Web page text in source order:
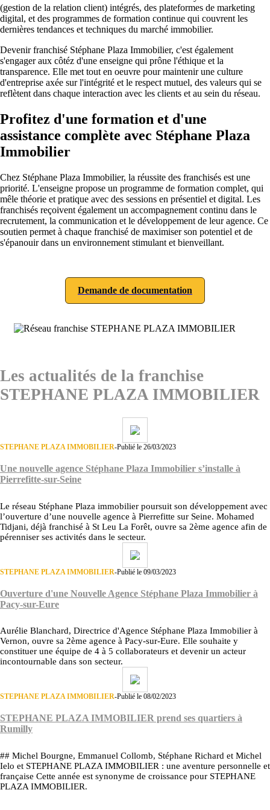
(gestion de la relation client) intégrés, des plateformes de marketing
digital, et des programmes de formation continue qui couvrent les
dernières tendances et techniques du marché immobilier.
Devenir franchisé Stéphane Plaza Immobilier, c'est également
s'engager aux côtéz d'une enseigne qui prône l'éthique et la
transparence. Elle met tout en oeuvre pour maintenir une culture
d'entreprise axée sur l'intégrité et le respect mutuel, des valeurs qui se
reflètent dans chaque interaction avec les clients et au sein du réseau.
Profitez d'une formation et d'une
assistance complète avec Stéphane Plaza
Immobilier
Chez Stéphane Plaza Immobilier, la réussite des franchisés est une
priorité. L'enseigne propose un programme de formation complet, qui
mêle théorie et pratique avec des sessions en présentiel et digital. Les
franchisés reçoivent également un accompagnement continu dans le
recrutement, la communication et le développement de leur agence. Ce
soutien permet à chaque franchisé de maximiser son potentiel et de
s'épanouir dans un environnement stimulant et bienveillant.
Demande de documentation
Les actualités de la franchise
STEPHANE PLAZA IMMOBILIER
STEPHANE PLAZA IMMOBILIER-Publié le 26/03/2023
Une nouvelle agence Stéphane Plaza Immobilier s’installe à
Pierrefitte-sur-Seine
Le réseau Stéphane Plaza immobilier poursuit son développement avec
l’ouverture d’une nouvelle agence à Pierrefitte sur Seine. Mohamed
Tidjani, déjà franchisé à St Leu La Forêt, ouvre sa 2ème agence afin de
pérenniser ses activités dans le secteur.
STEPHANE PLAZA IMMOBILIER-Publié le 09/03/2023
Ouverture d'une Nouvelle Agence Stéphane Plaza Immobilier à
Pacy-sur-Eure
Aurélie Blanchard, Directrice d'Agence Stéphane Plaza Immobilier à
Vernon, ouvre sa 2ème agence à Pacy-sur-Eure. Elle souhaite y
constituer une équipe de 4 à 5 collaborateurs et devenir un acteur
incontournable dans son secteur.
STEPHANE PLAZA IMMOBILIER-Publié le 08/02/2023
STEPHANE PLAZA IMMOBILIER prend ses quartiers à
Rumilly
## Michel Bourgne, Emmanuel Collomb, Stéphane Richard et Michel
Ielo et STEPHANE PLAZA IMMOBILIER : une aventure personnelle et
française Cette année est synonyme de croissance pour STEPHANE
PLAZA IMMOBILIER.